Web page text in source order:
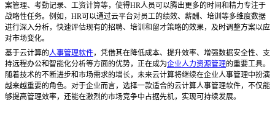
案管理、考勤记录、工资计算等，使得HR人员可以腾出更多的时间和精力专注于
战略性任务。例如，HR可以通过云平台对员工的绩效、薪酬、培训等多维度数据
进行深入分析，快速评估现有的招聘、培训和留才策略的效果，及时调整方案以应
对市场变化。
基于云计算的人事管理软件，凭借其在降低成本、提升效率、增强数据安全性、支
持远程办公和智能化分析等方面的优势，正在成为企业人力资源管理的重要工具。
随着技术的不断进步和市场需求的增长，未来云计算将继续在企业人事管理中扮演
越来越重要的角色。对于企业而言，选择一款适合的云计算人事管理软件，不仅能
够提高管理效率，还能在激烈的市场竞争中占据先机，实现可持续发展。